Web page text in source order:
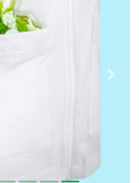
Next